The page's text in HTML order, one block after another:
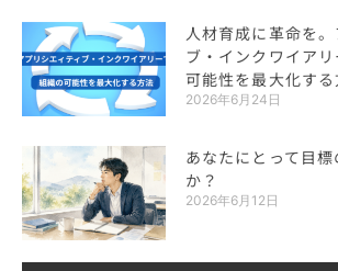
人材育成に革命を
ブ・インクワイア
可能性を最大化す
2026年6月24日
あなたにとって目
か？
2026年6月12日